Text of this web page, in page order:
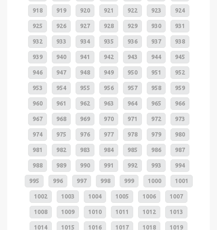
918 919 920 921 922 923 924
925 926 927 928 929 930 931
932 933 934 935 936 937 938
939 940 941 942 943 944 945
946 947 948 949 950 951 952
953 954 955 956 957 958 959
960 961 962 963 964 965 966
967 968 969 970 971 972 973
974 975 976 977 978 979 980
981 982 983 984 985 986 987
988 989 990 991 992 993 994
995 996 997 998 999 1000 1001
1002 1003 1004 1005 1006 1007
1008 1009 1010 1011 1012 1013
1014 1015 1016 1017 1018 1019